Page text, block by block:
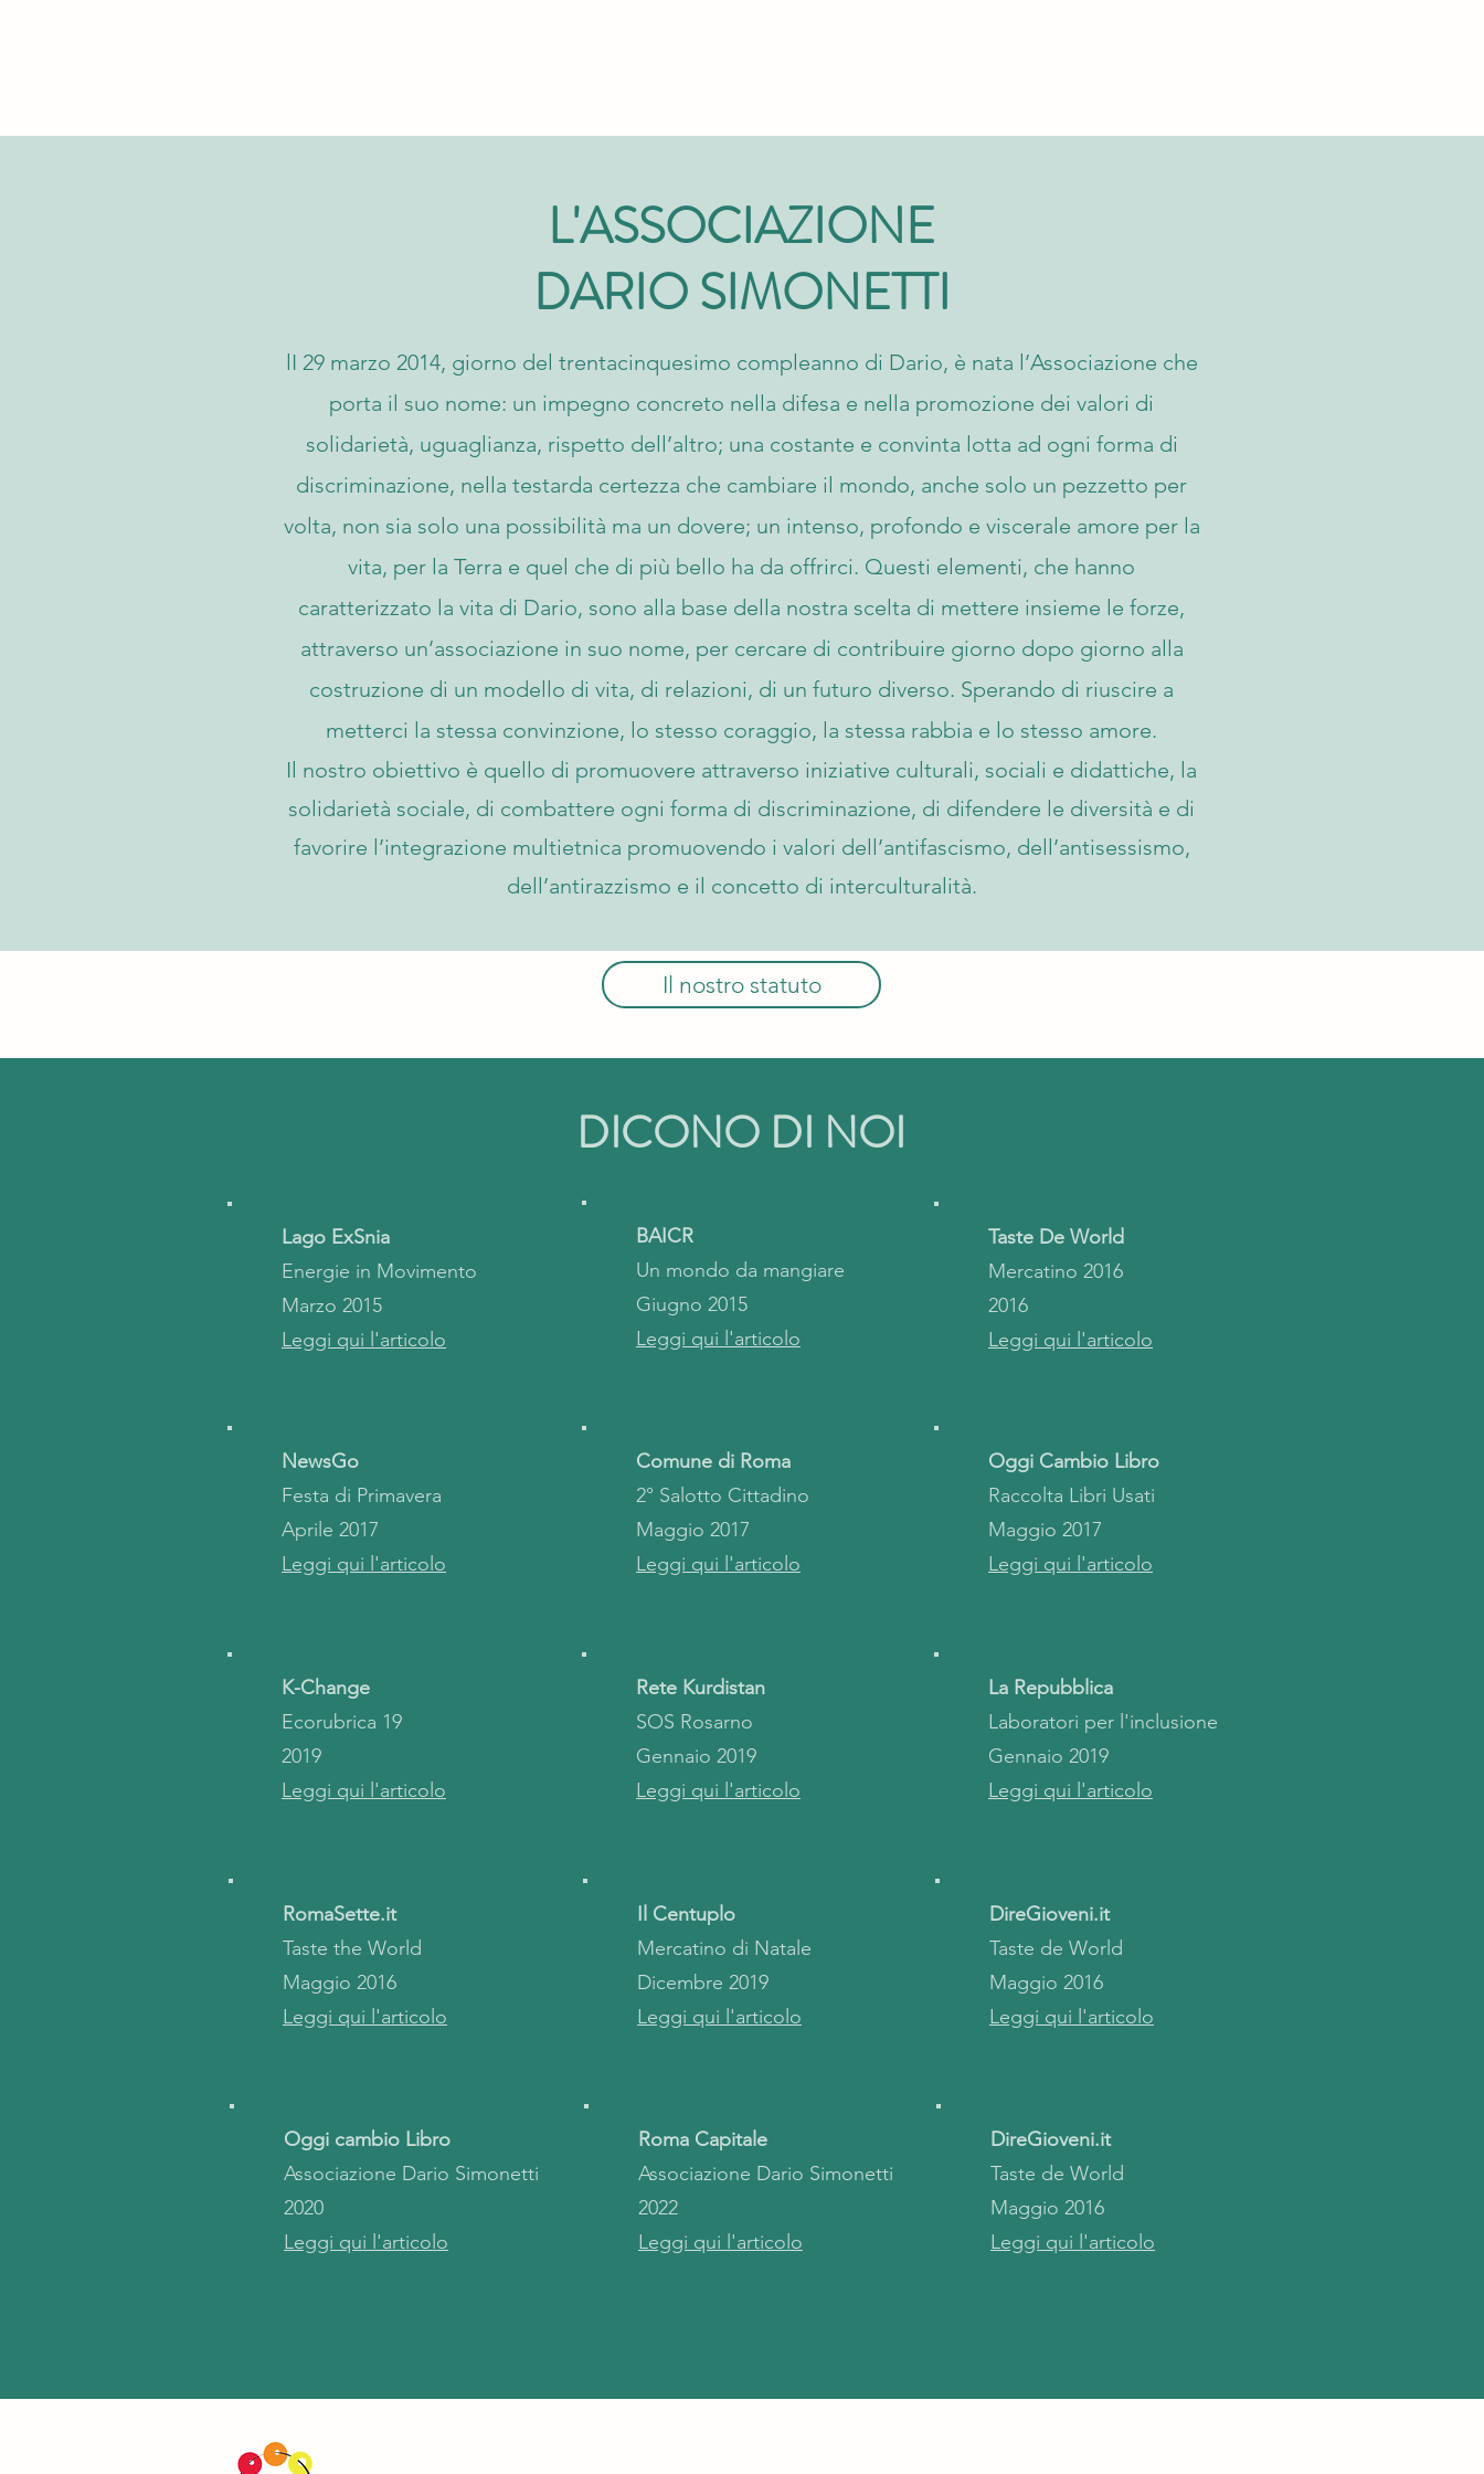
L'ASSOCIAZIONE
DARIO SIMONETTI
lI 29 marzo 2014, giorno del trentacinquesimo compleanno di Dario, è nata l’Associazione che
porta il suo nome: un impegno concreto nella difesa e nella promozione dei valori di
solidarietà, uguaglianza, rispetto dell’altro; una costante e convinta lotta ad ogni forma di
discriminazione, nella testarda certezza che cambiare il mondo, anche solo un pezzetto per
volta, non sia solo una possibilità ma un dovere; un intenso, profondo e viscerale amore per la
vita, per la Terra e quel che di più bello ha da offrirci. Questi elementi, che hanno
caratterizzato la vita di Dario, sono alla base della nostra scelta di mettere insieme le forze,
attraverso un’associazione in suo nome, per cercare di contribuire giorno dopo giorno alla
costruzione di un modello di vita, di relazioni, di un futuro diverso. Sperando di riuscire a
metterci la stessa convinzione, lo stesso coraggio, la stessa rabbia e lo stesso amore.
Il nostro obiettivo è quello di promuovere attraverso iniziative culturali, sociali e didattiche, la
solidarietà sociale, di combattere ogni forma di discriminazione, di difendere le diversità e di
favorire l’integrazione multietnica promuovendo i valori dell’antifascismo, dell’antisessismo,
dell’antirazzismo e il concetto di interculturalità.
Il nostro statuto
DICONO DI NOI
Lago ExSnia
Energie in Movimento
Marzo 2015
Leggi qui l'articolo
BAICR
Un mondo da mangiare
Giugno 2015
Leggi qui l'articolo
Taste De World
Mercatino 2016
2016
Leggi qui l'articolo
NewsGo
Festa di Primavera
Aprile 2017
Leggi qui l'articolo
Comune di Roma
2° Salotto Cittadino
Maggio 2017
Leggi qui l'articolo
Oggi Cambio Libro
Raccolta Libri Usati
Maggio 2017
Leggi qui l'articolo
K-Change
Ecorubrica 19
2019
Leggi qui l'articolo
Rete Kurdistan
SOS Rosarno
Gennaio 2019
Leggi qui l'articolo
La Repubblica
Laboratori per l'inclusione
Gennaio 2019
Leggi qui l'articolo
RomaSette.it
Taste the World
Maggio 2016
Leggi qui l'articolo
Il Centuplo
Mercatino di Natale
Dicembre 2019
Leggi qui l'articolo
DireGioveni.it
Taste de World
Maggio 2016
Leggi qui l'articolo
Oggi cambio Libro
Associazione Dario Simonetti
2020
Leggi qui l'articolo
Roma Capitale
Associazione Dario Simonetti
2022
Leggi qui l'articolo
DireGioveni.it
Taste de World
Maggio 2016
Leggi qui l'articolo